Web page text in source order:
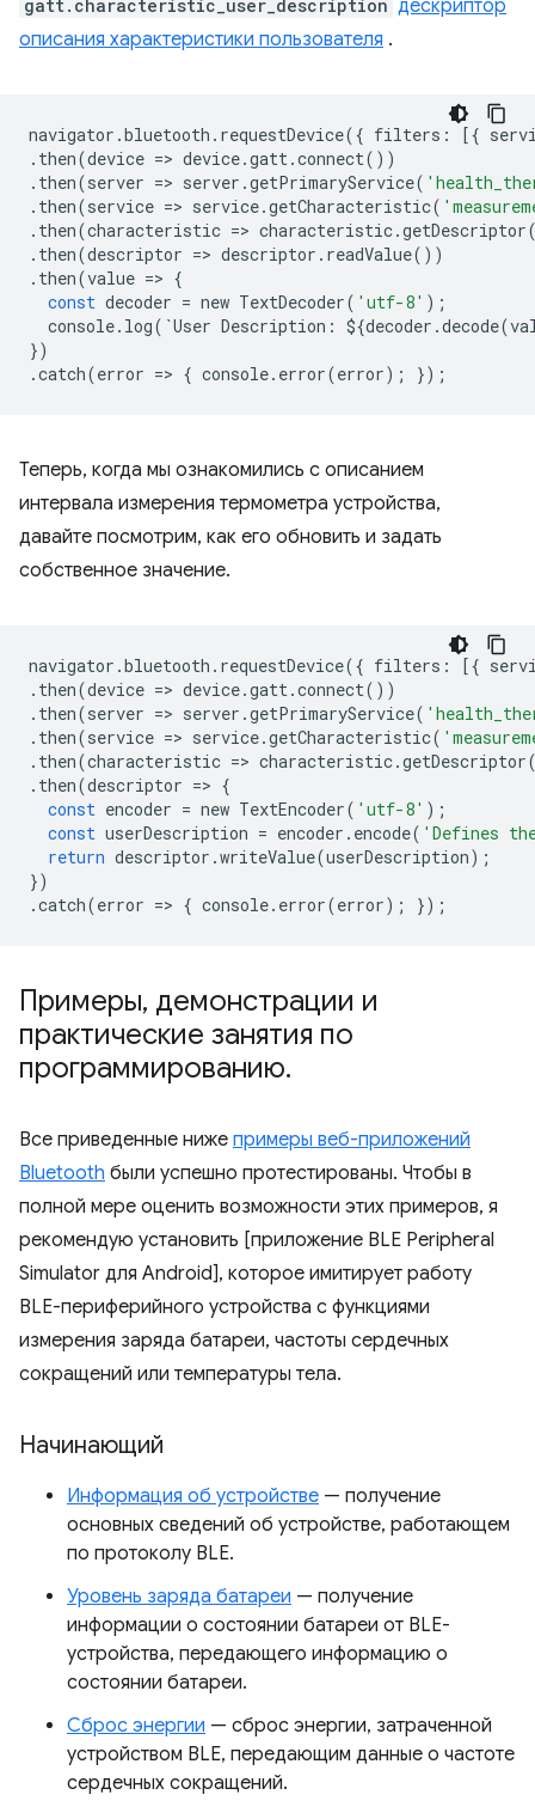
gatt.characteristic_user_description дескриптор
описания характеристики пользователя .
navigator .bluetooth . requestDevice({ filters : [{
. then(device => device.gatt.connect())
. then(server => server .getPrimaryService(
. then(service => service.getCharacteristic(
. then(characteristic => characteristic.getDescriptor
. then(descriptor => descriptor . readValue())
. then(value => {
const decoder = new TextDecoder( 'utf-8' );
console. log( `User Description : ${decoder .decode(
})
.catch(error => { console. error(error); });
Теперь, когда мы ознакомились с описанием
интервала измерения термометра устройства,
давайте посмотрим, как его обновить и задать
собственное значение.
navigator .bluetooth . requestDevice({ filters : [{
. then(device => device.gatt.connect())
. then(server => server .getPrimaryService(
. then(service => service.getCharacteristic(
. then(characteristic => characteristic.getDescriptor
. then(descriptor => {
const encoder = new TextEncoder( 'utf-8' );
const userDescription = encoder . encode( 'Defines
return descriptor .writeValue(userDescription);
})
.catch(error => { console. error(error); });
Примеры, демонстрации и
практические занятия по
программированию.
Все приведенные ниже примеры веб-приложений
Bluetooth были успешно протестированы. Чтобы в
полной мере оценить возможности этих примеров, я
рекомендую установить [приложение BLE Peripheral
Simulator для Android], которое имитирует работу
BLE-периферийного устройства с функциями
измерения заряда батареи, частоты сердечных
сокращений или температуры тела.
Начинающий
Информация об устройстве — получение
основных сведений об устройстве, работающем
по протоколу BLE.
Уровень заряда батареи — получение
информации о состоянии батареи от BLE-
устройства, передающего информацию о
состоянии батареи.
Сброс энергии — сброс энергии, затраченной
устройством BLE, передающим данные о частоте
сердечных сокращений.